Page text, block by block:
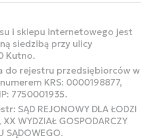
i sklepu internetowego jest
siedzibą przy ulicy
Kutno.
do rejestru przedsiębiorców w
KRS: 0000198877,
7750001935.
SĄD REJONOWY DLA ŁODZI
WYDZIAŁ GOSPODARCZY
SĄDOWEGO.